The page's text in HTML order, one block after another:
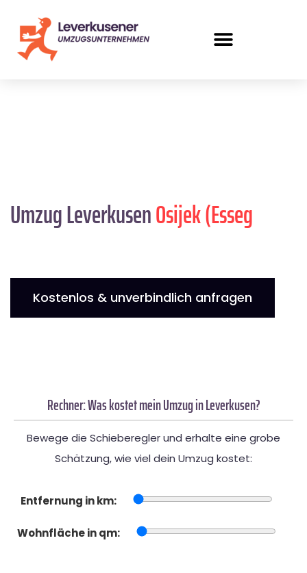
Umzug LeverkusenOsijek (Esseg
Kostenlos & unverbindlich anfragen
Rechner: Was kostet mein Umzug in Leverkusen?
Bewege die Schieberegler und erhalte eine grobe
Schätzung, wie viel dein Umzug kostet:
Entfernung in km:
Wohnfläche in qm: